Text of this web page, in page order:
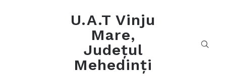
U.A.T Vinju
Mare,
Județul
Mehedinți